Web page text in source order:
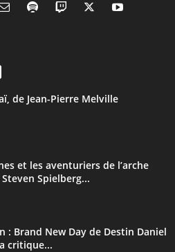
de Jean-Pierre Melville
et les aventuriers de l’arche
Spielberg...
: Brand New Day de Destin Daniel
critique...